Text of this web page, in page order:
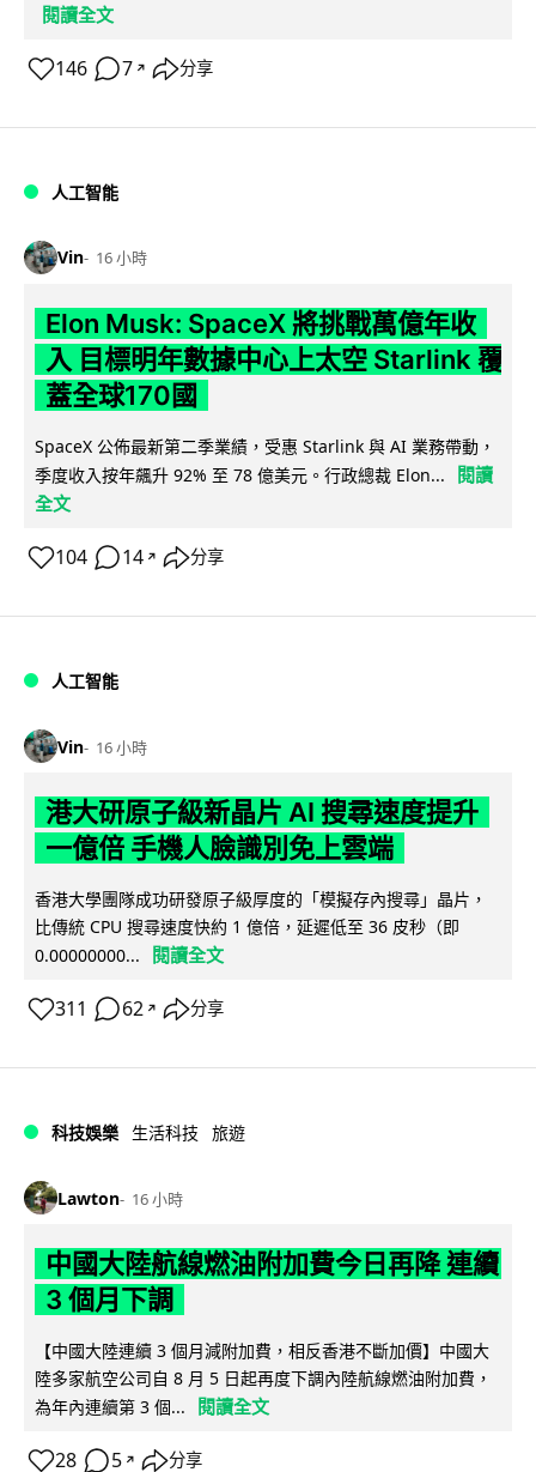
閱讀全文
146 7 ↗ 分享
人工智能
Vin 16 小時
Elon Musk: SpaceX 將挑戰萬億年收
入 目標明年數據中心上太空 Starlink 覆
蓋全球170國
SpaceX 公佈最新第二季業績，受惠 Starlink 與 AI 業務帶動，
季度收入按年飆升 92% 至 78 億美元。行政總裁 Elon...
閱讀
全文
104 14 ↗ 分享
人工智能
Vin 16 小時
港大研原子級新晶片 AI 搜尋速度提升
一億倍 手機人臉識別免上雲端
香港大學團隊成功研發原子級厚度的「模擬存內搜尋」晶片，
比傳統 CPU 搜尋速度快約 1 億倍，延遲低至 36 皮秒（即
0.00000000...
閱讀全文
311 62 ↗ 分享
科技娛樂 生活科技 旅遊
Lawton 16 小時
中國大陸航線燃油附加費今日再降 連續
3 個月下調
【中國大陸連續 3 個月減附加費，相反香港不斷加價】中國大
陸多家航空公司自 8 月 5 日起再度下調內陸航線燃油附加費，
為年內連續第 3 個...
閱讀全文
28 5 ↗ 分享